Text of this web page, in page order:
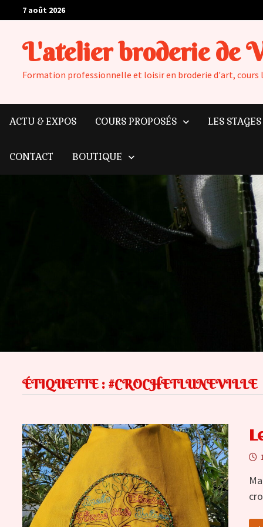
Passer
au
contenu
7 août 2026
L'atelier broderie de
Formation professionnelle et loisir en broderie d'art,
ACTU & EXPOS COURS PROPOSÉS LES STAGES
CONTACT BOUTIQUE
ÉTIQUETTE : #CROCHETLUNEVILLE